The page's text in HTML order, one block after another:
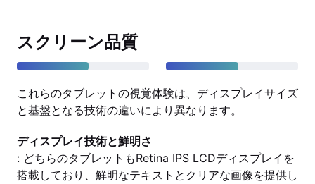
スクリーン品質
これらのタブレットの視覚体験は、ディスプレイサイズ
と基盤となる技術の違いにより異なります。
ディスプレイ技術と鮮明さ
: どちらのタブレットもRetina IPS LCDディスプレイを
搭載しており、鮮明なテキストとクリアな画像を提供し